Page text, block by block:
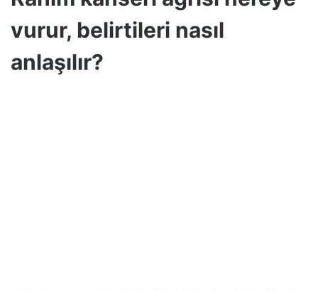
vurur, belirtileri nasıl
anlaşılır?